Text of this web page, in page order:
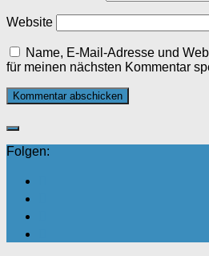
Website
Name, E-Mail-Adresse und
für meinen nächsten Kommentar
Folgen: